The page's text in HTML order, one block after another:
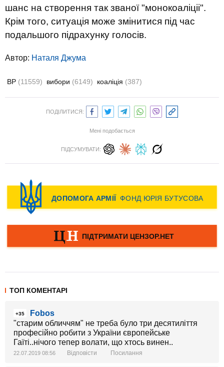
шанс на створення так званої "монокоаліціі".
Крім того, ситуація може змінитися під час
подальшого підрахунку голосів.
Автор: Наталя Джума
ВР (11559) вибори (6149) коаліція (387)
ПОДІЛИТИСЯ:
Мені подобається
ПІДСУМУВАТИ:
ТОП КОМЕНТАРІ
+35
Fobos
"старим обличчям" не треба було три десятиліття
професійно робити з України європейське
Гаїті..нічого тепер волати, що хтось винен..
22.07.2019 08:56 Відповісти Посилання